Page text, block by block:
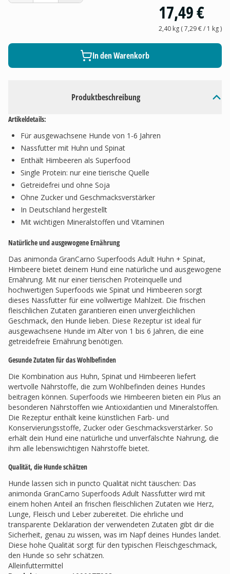
Produktbeschreibung
Artikeldetails:
Für ausgewachsene Hunde von 1-6 Jahren
Nassfutter mit Huhn und Spinat
Enthält Himbeeren als Superfood
Single Protein: nur eine tierische Quelle
Getreidefrei und ohne Soja
Ohne Zucker und Geschmacksverstärker
In Deutschland hergestellt
Mit wichtigen Mineralstoffen und Vitaminen
Natürliche und ausgewogene Ernährung
Das animonda GranCarno Superfoods Adult Huhn + Spinat,
Himbeere bietet deinem Hund eine natürliche und ausgewogene
Ernährung. Mit nur einer tierischen Proteinquelle und
hochwertigen Superfoods wie Spinat und Himbeeren sorgt
dieses Nassfutter für eine vollwertige Mahlzeit. Die frischen
fleischlichen Zutaten garantieren einen unvergleichlichen
Geschmack, den Hunde lieben. Diese Rezeptur ist ideal für
ausgewachsene Hunde im Alter von 1 bis 6 Jahren, die eine
getreidefreie Ernährung benötigen.
Gesunde Zutaten für das Wohlbefinden
Die Kombination aus Huhn, Spinat und Himbeeren liefert
wertvolle Nährstoffe, die zum Wohlbefinden deines Hundes
beitragen können. Superfoods wie Himbeeren bieten ein Plus an
besonderen Nährstoffen wie Antioxidantien und Mineralstoffen.
Die Rezeptur enthält keine künstlichen Farb- und
Konservierungsstoffe, Zucker oder Geschmacksverstärker. So
erhält dein Hund eine natürliche und unverfälschte Nahrung, die
ihm alle lebenswichtigen Nährstoffe bietet.
Qualität, die Hunde schätzen
Hunde lassen sich in puncto Qualität nicht täuschen: Das
animonda GranCarno Superfoods Adult Nassfutter wird mit
einem hohen Anteil an frischen fleischlichen Zutaten wie Herz,
Lunge, Fleisch und Leber zubereitet. Die ehrliche und
transparente Deklaration der verwendeten Zutaten gibt dir die
Sicherheit, genau zu wissen, was im Napf deines Hundes landet.
Diese hohe Qualität sorgt für den typischen Fleischgeschmack,
den Hunde so sehr schätzen.
Alleinfuttermittel
17,49 €
2,40 kg(7,29 €/ 1 kg)
In den Warenkorb